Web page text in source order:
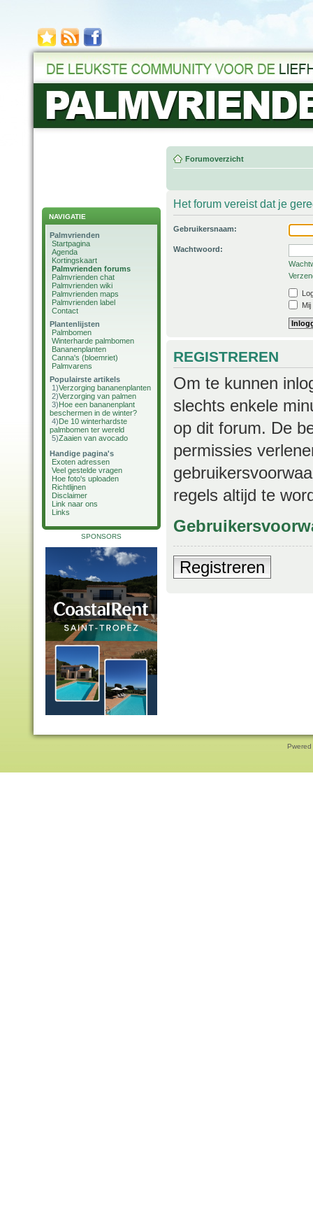
NAVIGATIE
Palmvrienden
Startpagina
Agenda
Kortingskaart
Palmvrienden forums
Palmvrienden chat
Palmvrienden wiki
Palmvrienden maps
Palmvrienden label
Contact
Plantenlijsten
Palmbomen
Winterharde palmbomen
Bananenplanten
Canna's (bloemriet)
Palmvarens
Populairste artikels
1)Verzorging bananenplanten
2)Verzorging van palmen
3)Hoe een bananenplant
beschermen in de winter?
4)De 10 winterhardste
palmbomen ter wereld
5)Zaaien van avocado
Handige pagina's
Exoten adressen
Veel gestelde vragen
Hoe foto's uploaden
Richtlijnen
Disclaimer
Link naar ons
Links
SPONSORS
Forumoverzicht
Het forum vereist dat je
Gebruikersnaam:
Wachtwoord:
REGISTREREN
Om te kunnen
slechts enkele
op dit forum. De
permissies
regels altijd te
Registreren